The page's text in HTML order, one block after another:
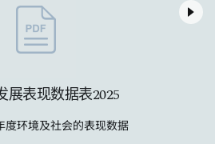
展表现数据表2025
环境及社会的表现数据